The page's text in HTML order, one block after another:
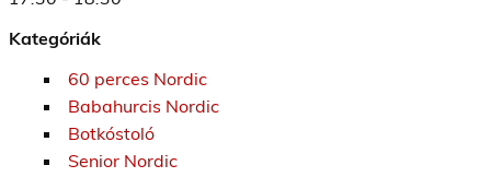
Kategóriák
60 perces Nordic
Babahurcis Nordic
Botkóstoló
Senior Nordic